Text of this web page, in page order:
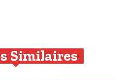
Similaires